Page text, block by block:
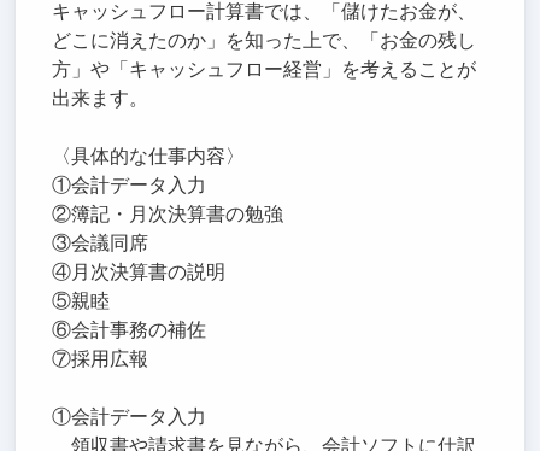
キャッシュフロー計算書では、「儲けたお金が、
どこに消えたのか」を知った上で、「お金の残し
方」や「キャッシュフロー経営」を考えることが
出来ます。
〈具体的な仕事内容〉
①会計データ入力
②簿記・月次決算書の勉強
③会議同席
④月次決算書の説明
⑤親睦
⑥会計事務の補佐
⑦採用広報
①会計データ入力
領収書や請求書を見ながら、会計ソフトに仕訳